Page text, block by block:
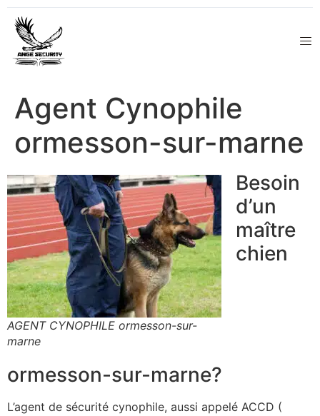
Agent Cynophile
ormesson-sur-marne
AGENT CYNOPHILE ormesson-sur-
marne
Besoin
d’un
maître
chien
ormesson-sur-marne?
L’agent de sécurité cynophile, aussi appelé ACCD (